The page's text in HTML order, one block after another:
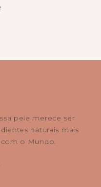
pele merece ser
naturais mais
o Mundo.